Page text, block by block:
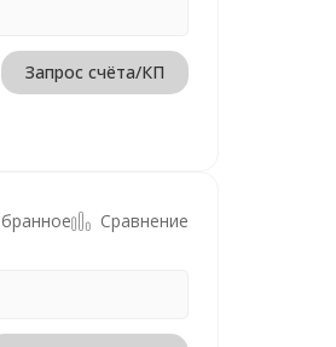
Запрос счёта/КП
Сравнение